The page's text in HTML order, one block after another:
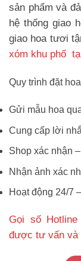
sản phẩm và
hệ thống giao
giao hoa tươi
xóm khu phố
Quy trình đặt
Gửi mẫu hoa
Cung cấp lời
Shop xác nhận
Nhận ảnh xác
Hoạt động 24/7
Gọi số
được tư vấn và